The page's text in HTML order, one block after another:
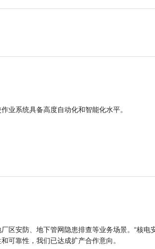
业系统具备高度自动化和智能化水平。
区安防、地下管网隐患排查等业务场景。“核电
可靠性，我们已达成扩产合作意向。